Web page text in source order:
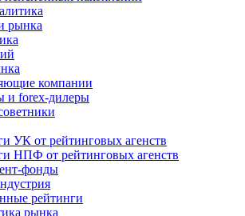
рынка
компании
и forex-дилеры
УК от рейтинговых агенств
НПФ от рейтинговых агенств
фонды
рейтинги
рынка